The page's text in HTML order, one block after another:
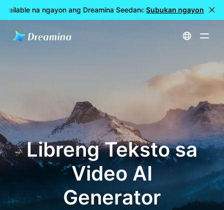
na ngayon ang Dreamina Seedance 2.5 🎉 LIVE na
Subukan ngayon
Home Libreng Teksto sa Video AI Generator
Libreng Teksto sa
Video AI
Generator